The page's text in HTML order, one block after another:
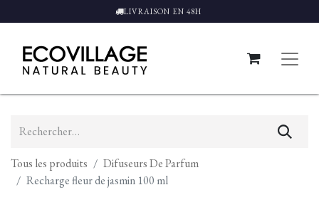
LIVRAISON EN 48H
Tous les produits
Difuseurs De Parfum
Recharge fleur de jasmin 100 ml